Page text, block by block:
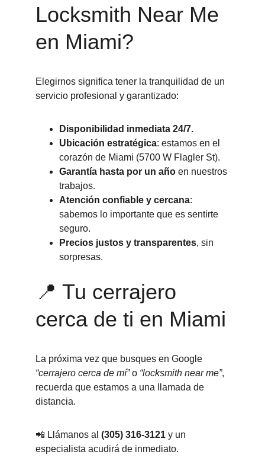
Locksmith Near Me
en Miami?
Elegirnos significa tener la tranquilidad de un
servicio profesional y garantizado:
Disponibilidad inmediata 24/7.
Ubicación estratégica: estamos en el
corazón de Miami (5700 W Flagler St).
Garantía hasta por un año en nuestros
trabajos.
Atención confiable y cercana:
sabemos lo importante que es sentirte
seguro.
Precios justos y transparentes, sin
sorpresas.
📍 Tu cerrajero
cerca de ti en Miami
La próxima vez que busques en Google
“cerrajero cerca de mí” o “locksmith near me”,
recuerda que estamos a una llamada de
distancia.
📲 Llámanos al (305) 316-3121 y un
especialista acudirá de inmediato.